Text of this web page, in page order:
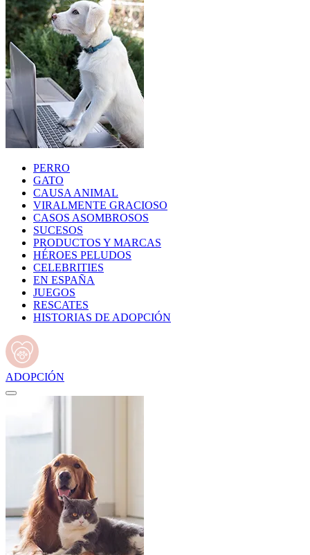
PERRO
GATO
CAUSA ANIMAL
VIRALMENTE GRACIOSO
CASOS ASOMBROSOS
SUCESOS
PRODUCTOS Y MARCAS
HÉROES PELUDOS
CELEBRITIES
EN ESPAÑA
JUEGOS
RESCATES
HISTORIAS DE ADOPCIÓN
ADOPCIÓN